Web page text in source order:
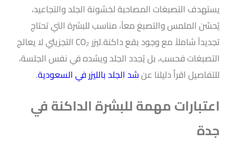
يستهدف التصبغات المصاحبة لخشونة الجلد والتجاعيد،
يُحسّن الملمس والتصبغ معاً، مناسب للبشرة التي تحتاج
تجديداً شاملاً مع وجود بقع داكنة.ليزر CO₂ التجزيئي لا يعالج
التصبغات فحسب، بل يُجدد الجلد ويشده في نفس الجلسة،
للتفاصيل اقرأ دليلنا عنشد الجلد بالليزر في السعودية.
اعتبارات مهمة للبشرة الداكنة في
جدة